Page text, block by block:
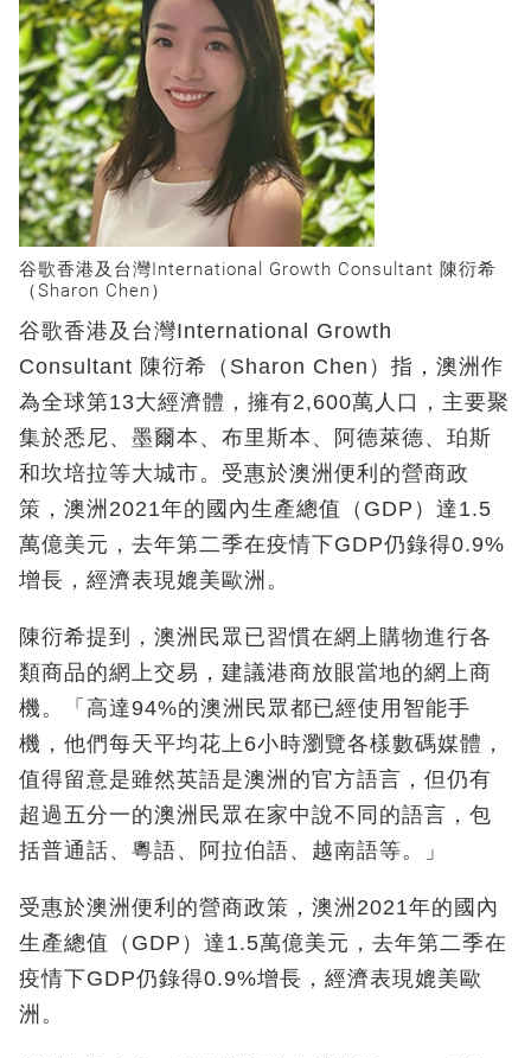
谷歌香港及台灣International Growth Consultant 陳衍希
（Sharon Chen）
谷歌香港及台灣International Growth
Consultant 陳衍希（Sharon Chen）指，澳洲作
為全球第13大經濟體，擁有2,600萬人口，主要聚
集於悉尼、墨爾本、布里斯本、阿德萊德、珀斯
和坎培拉等大城市。受惠於澳洲便利的營商政
策，澳洲2021年的國內生產總值（GDP）達1.5
萬億美元，去年第二季在疫情下GDP仍錄得0.9%
增長，經濟表現媲美歐洲。
陳衍希提到，澳洲民眾已習慣在網上購物進行各
類商品的網上交易，建議港商放眼當地的網上商
機。「高達94%的澳洲民眾都已經使用智能手
機，他們每天平均花上6小時瀏覽各樣數碼媒體，
值得留意是雖然英語是澳洲的官方語言，但仍有
超過五分一的澳洲民眾在家中說不同的語言，包
括普通話、粵語、阿拉伯語、越南語等。」
受惠於澳洲便利的營商政策，澳洲2021年的國內
生產總值（GDP）達1.5萬億美元，去年第二季在
疫情下GDP仍錄得0.9%增長，經濟表現媲美歐
洲。